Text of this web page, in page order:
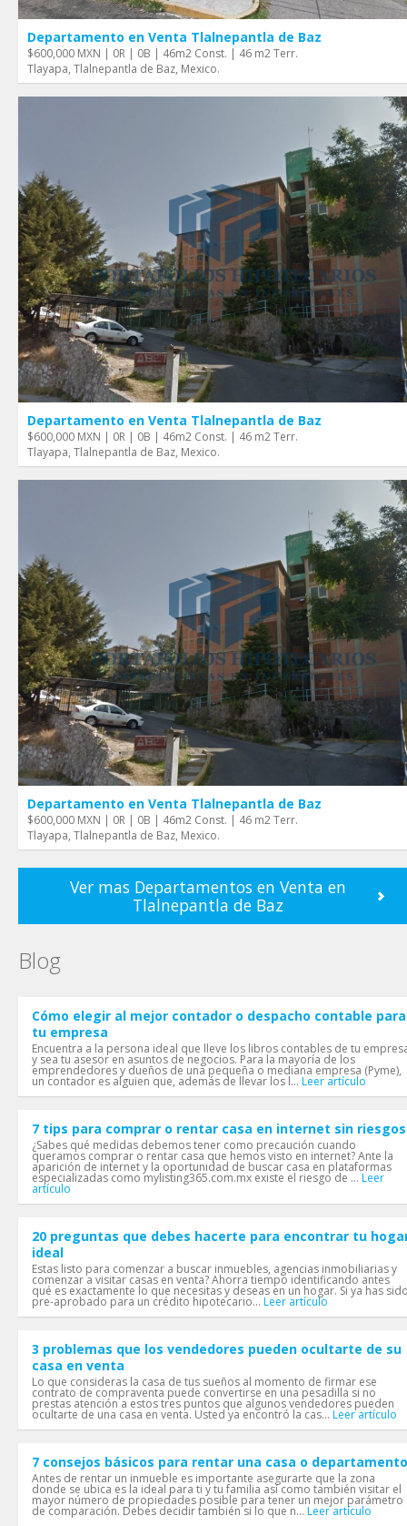
Departamento en Venta Tlalnepantla de Baz
$600,000 MXN | 0R | 0B | 46m2 Const. | 46 m2 Terr.
Tlayapa, Tlalnepantla de Baz, Mexico.
Departamento en Venta Tlalnepantla de Baz
$600,000 MXN | 0R | 0B | 46m2 Const. | 46 m2 Terr.
Tlayapa, Tlalnepantla de Baz, Mexico.
Departamento en Venta Tlalnepantla de Baz
$600,000 MXN | 0R | 0B | 46m2 Const. | 46 m2 Terr.
Tlayapa, Tlalnepantla de Baz, Mexico.
Ver mas Departamentos en Venta en
Tlalnepantla de Baz
Blog
Cómo elegir al mejor contador o despacho contable para
tu empresa
Encuentra a la persona ideal que lleve los libros contables de tu
y sea tu asesor en asuntos de negocios. Para la mayoría de los
emprendedores y dueños de una pequeña o mediana empresa (Pyme),
un contador es alguien que, además de llevar los l... Leer artículo
7 tips para comprar o rentar casa en internet sin riesgos
¿Sabes qué medidas debemos tener como precaución cuando
queramos comprar o rentar casa que hemos visto en internet? Ante la
aparición de internet y la oportunidad de buscar casa en plataformas
especializadas como mylisting365.com.mx existe el riesgo de ... Leer
artículo
20 preguntas que debes hacerte para encontrar tu
ideal
Estas listo para comenzar a buscar inmuebles, agencias inmobiliarias y
comenzar a visitar casas en venta? Ahorra tiempo identificando antes
qué es exactamente lo que necesitas y deseas en un hogar. Si ya has
pre-aprobado para un crédito hipotecario... Leer artículo
3 problemas que los vendedores pueden ocultarte de su
casa en venta
Lo que consideras la casa de tus sueños al momento de firmar ese
contrato de compraventa puede convertirse en una pesadilla si no
prestas atención a estos tres puntos que algunos vendedores pueden
ocultarte de una casa en venta. Usted ya encontró la cas... Leer artículo
7 consejos básicos para rentar una casa o departamento
Antes de rentar un inmueble es importante asegurarte que la zona
donde se ubica es la ideal para ti y tu familia así como también visitar el
mayor número de propiedades posible para tener un mejor parámetro
de comparación. Debes decidir también si lo que n... Leer artículo